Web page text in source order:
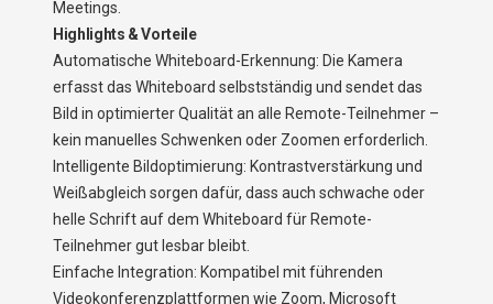
Meetings.
Highlights & Vorteile
Automatische Whiteboard-Erkennung: Die Kamera
erfasst das Whiteboard selbstständig und sendet das
Bild in optimierter Qualität an alle Remote-Teilnehmer –
kein manuelles Schwenken oder Zoomen erforderlich.
Intelligente Bildoptimierung: Kontrastverstärkung und
Weißabgleich sorgen dafür, dass auch schwache oder
helle Schrift auf dem Whiteboard für Remote-
Teilnehmer gut lesbar bleibt.
Einfache Integration: Kompatibel mit führenden
Videokonferenzplattformen wie Zoom, Microsoft